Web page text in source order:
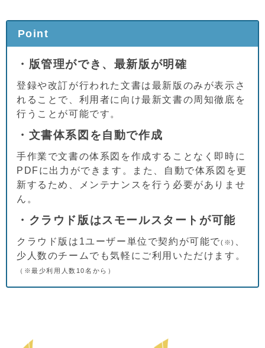
Point
・版管理ができ、最新版が明確
登録や改訂が行われた文書は最新版のみが表示さ
れることで、利用者に向け最新文書の周知徹底を
行うことが可能です。
・文書体系図を自動で作成
手作業で文書の体系図を作成することなく即時に
PDFに出力ができます。また、自動で体系図を更
新するため、メンテナンスを行う必要がありませ
ん。
・クラウド版はスモールスタートが可能
クラウド版は1ユーザー単位で契約が可能で(※)
少人数のチームでも気軽にご利用いただけます。
（※最少利用人数10名から）